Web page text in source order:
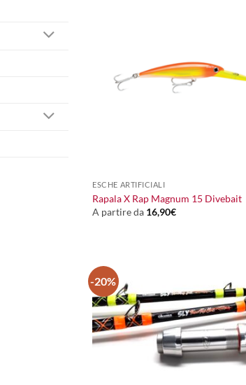
ESCHE ARTIFICIALI
Rapala X Rap Magnum 15 Divebait
A partire da 16,90€
-20%